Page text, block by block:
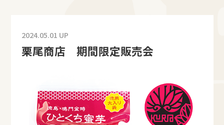
2024.05.01 UP
栗尾商店 期間限定販売会